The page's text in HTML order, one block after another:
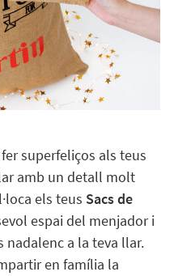
superfeliços als teus
amb un detall molt
els teus Sacs de
espai del menjador i
nadalenc a la teva llar.
en família la